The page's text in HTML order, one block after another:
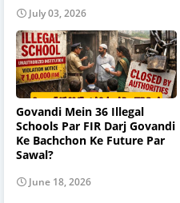
July 03, 2026
Govandi Mein 36 Illegal
Schools Par FIR Darj Govandi
Ke Bachchon Ke Future Par
Sawal?
June 18, 2026